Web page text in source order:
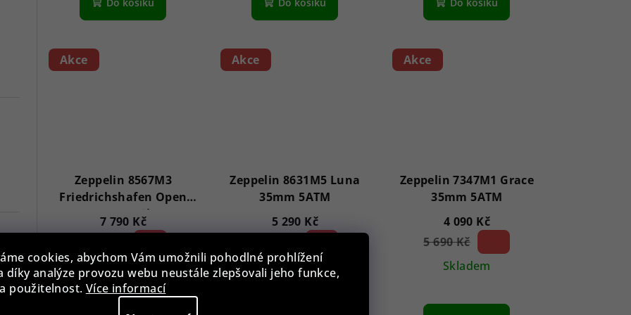
cookies, abychom Vám umožnili pohodlné prohlížení
díky analýze provozu webu neustále zlepšovali jeho funkce,
použitelnost. Více informací
Akce
Zeppelin 8567M3
Friedrichshafen Open
Heart Automatik 46mm
5ATM
7 790 Kč
Skladem
Akce
Zeppelin 8631M5 Luna
35mm 5ATM
5 290 Kč
Skladem
Akce
Zeppelin 7347M1 Grace
35mm 5ATM
4 090 Kč
5 690 Kč
Skladem